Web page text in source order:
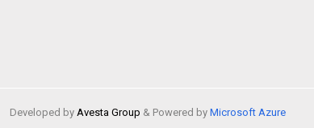
Developed by Avesta Group & Powered by Microsoft Azure